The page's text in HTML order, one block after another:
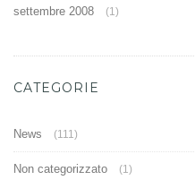
settembre 2008 (1)
CATEGORIE
News (111)
Non categorizzato (1)